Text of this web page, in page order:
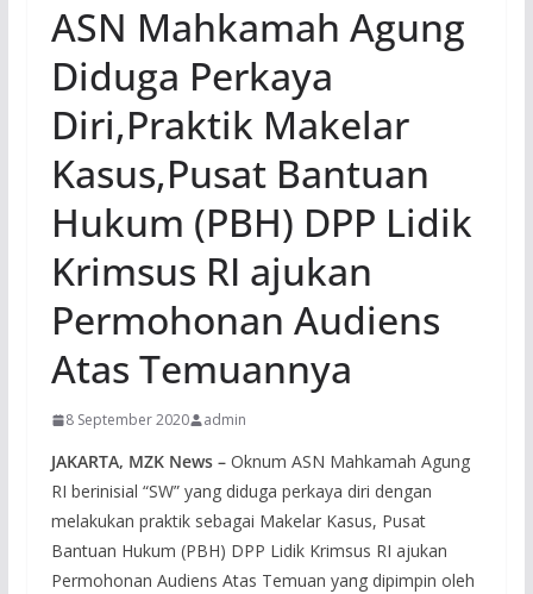
ASN Mahkamah Agung
Diduga Perkaya
Diri,Praktik Makelar
Kasus,Pusat Bantuan
Hukum (PBH) DPP Lidik
Krimsus RI ajukan
Permohonan Audiens
Atas Temuannya
8 September 2020 admin
JAKARTA, MZK News – Oknum ASN Mahkamah Agung
RI berinisial “SW” yang diduga perkaya diri dengan
melakukan praktik sebagai Makelar Kasus, Pusat
Bantuan Hukum (PBH) DPP Lidik Krimsus RI ajukan
Permohonan Audiens Atas Temuan yang dipimpin oleh